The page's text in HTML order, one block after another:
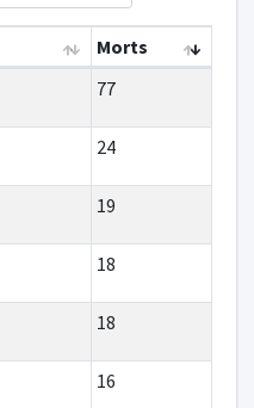
Morts
77
24
19
18
18
16